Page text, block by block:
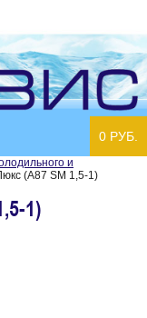
0 РУБ.
и
(А87 SM 1,5-1)
1)